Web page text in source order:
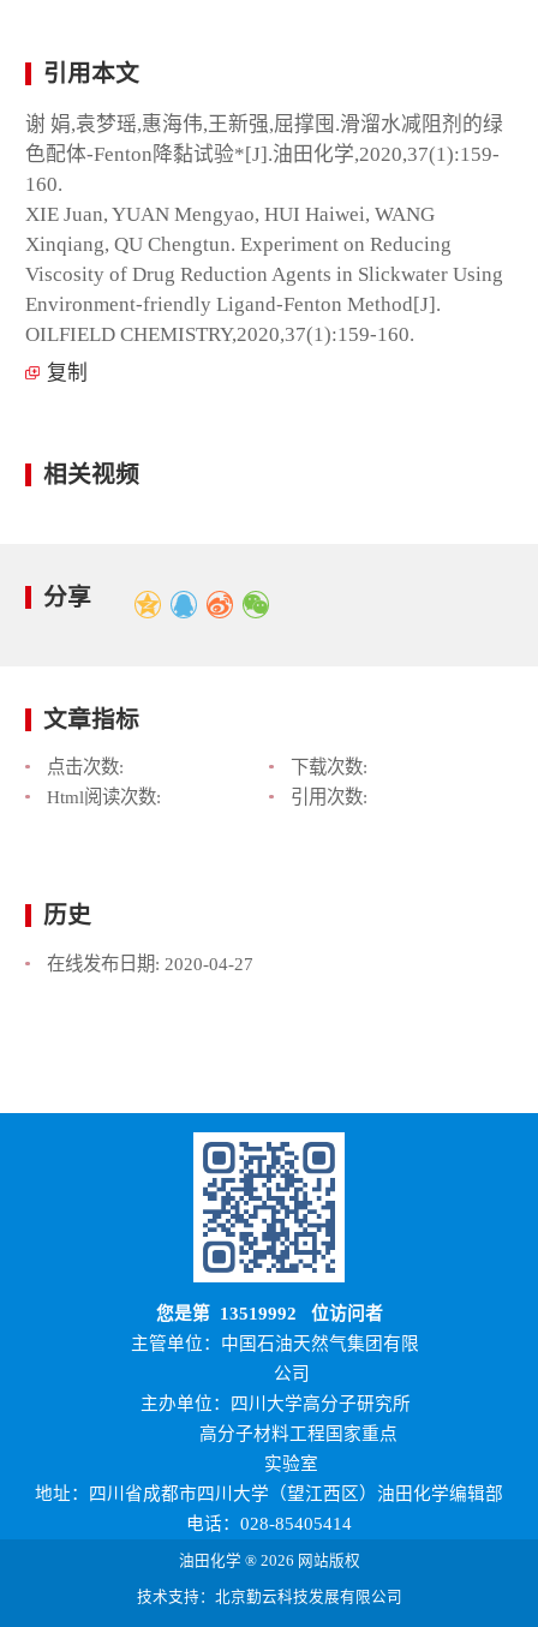
引用本文
谢 娟,袁梦瑶,惠海伟,王新强,屈撑囤.滑溜水减阻剂的绿
色配体-Fenton降黏试验*[J].油田化学,2020,37(1):159-
160.
XIE Juan, YUAN Mengyao, HUI Haiwei, WANG
Xinqiang, QU Chengtun. Experiment on Reducing
Viscosity of Drug Reduction Agents in Slickwater Using
Environment-friendly Ligand-Fenton Method[J].
OILFIELD CHEMISTRY,2020,37(1):159-160.
复制
相关视频
分享
文章指标
点击次数:
下载次数:
Html阅读次数:
引用次数:
历史
在线发布日期: 2020-04-27
您是第 13519992 位访问者
主管单位：中国石油天然气集团有限
公司
主办单位：四川大学高分子研究所
高分子材料工程国家重点
实验室
地址：四川省成都市四川大学（望江西区）油田化学编辑部
电话：028-85405414
油田化学 ® 2026 网站版权
技术支持：北京勤云科技发展有限公司